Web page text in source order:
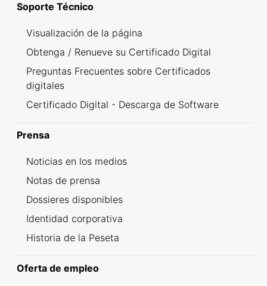
Soporte Técnico
Visualización de la página
Obtenga / Renueve su Certificado Digital
Preguntas Frecuentes sobre Certificados
digitales
Certificado Digital - Descarga de Software
Prensa
Noticias en los medios
Notas de prensa
Dossieres disponibles
Identidad corporativa
Historia de la Peseta
Oferta de empleo